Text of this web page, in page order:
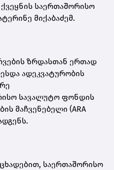
საერთაშორისო
მიქაბაძემ.
ზრდასთან ერთად
ადეკვატურობის
სავალუტო ფონდის
მაჩვენებელი (ARA
საერთაშორისო